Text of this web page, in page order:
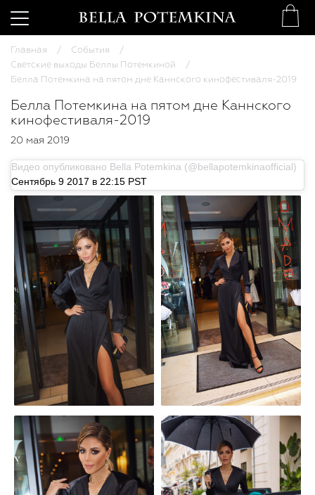
Главная
События
Светские выходы Беллы Потемкиной
Белла Потемкина на пятом дне Каннского кинофестиваля-2019
Белла Потемкина на пятом дне Каннского
кинофестиваля-2019
20 мая 2019
Видео опубликовано Bella Potemkina (@bellapotemkinaofficial)
Сентябрь 9 2017 в 22:15 PST